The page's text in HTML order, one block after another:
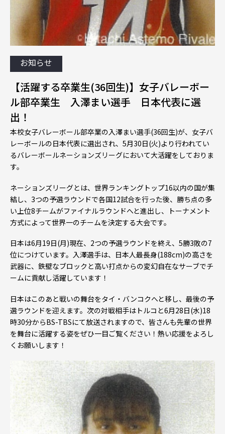
お知らせ
【活躍する卒業生(36回生)】女子バレーボー
ル部卒業生 入澤まい選手 日本代表に選
出！
本校女子バレーボール部卒業の入澤まい選手(36回生)が、女子バ
レーボールの日本代表に選出され、5月30日(火)より行われてい
るバレーボールネーションズリーグにおいて大活躍をしておりま
す。
ネーションズリーグとは、世界ランキングトップ16以内の国が集
結し、3つの予選ラウンドで各国12試合を行った後、勝ち点の多
い上位8チームがファイナルラウンドへと進出し、トーナメント
方式によって世界一のチームを決定する大会です。
日本は6月19日(月)現在、2つの予選ラウンドを終え、5勝3敗の7
位につけています。入澤選手は、日本人最長身(188cm)の高さを
武器に、鉄壁なブロックと高い打点からの変幻自在なサーブでチ
ームに貢献し活躍しています！
日本はこのあと戦いの舞台をタイ・バンコクへと移し、最後の予
選ラウンドを迎えます。次の対戦相手はトルコと6月28日(水)18
時30分からBS-TBSにて放送されますので、皆さんも先輩の世界
を舞台に活躍する姿をぜひ一目ご覧ください！熱い応援をよろし
くお願いします！